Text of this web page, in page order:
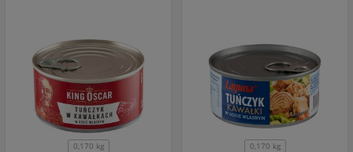
0,170 kg 0,170 kg